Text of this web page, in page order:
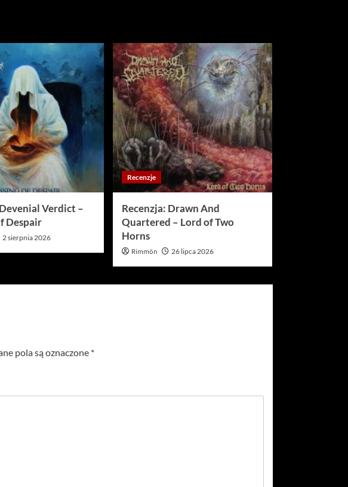
Verdict –
Despair
2 sierpnia 2026
Recenzje
Recenzja: Drawn And
Quartered – Lord of Two
Horns
Rimmön 26 lipca 2026
pola są oznaczone *